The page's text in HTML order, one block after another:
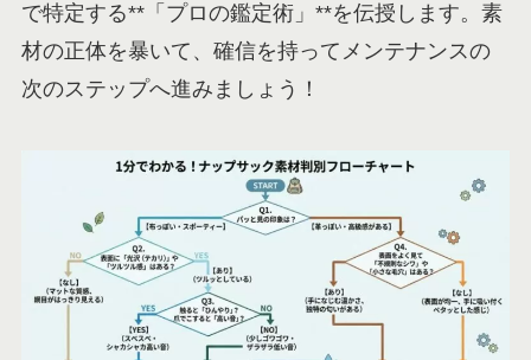
で特定する**「プロの鑑定術」**を伝授します。素
材の正体を暴いて、確信を持ってメンテナンスの
次のステップへ進みましょう！